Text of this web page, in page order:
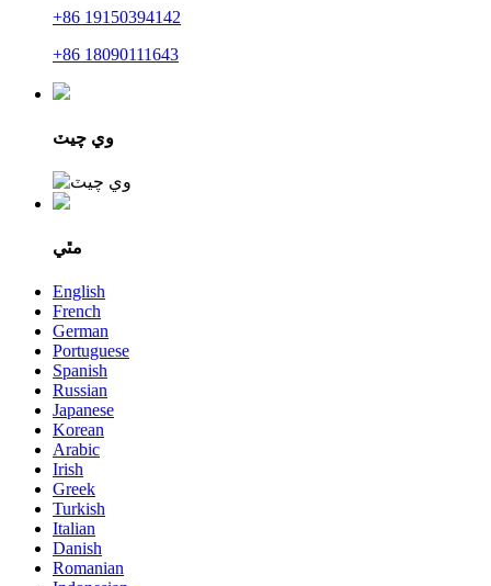
+86 19150394142
+86 18090111643
وي چيٽ
مٿي
English
French
German
Portuguese
Spanish
Russian
Japanese
Korean
Arabic
Irish
Greek
Turkish
Italian
Danish
Romanian